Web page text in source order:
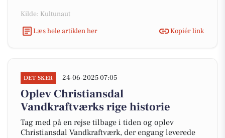
Kilde: Kultunaut
Læs hele artiklen her
Kopiér link
DET SKER 24-06-2025 07:05
Oplev Christiansdal
Vandkraftværks rige historie
Tag med på en rejse tilbage i tiden og oplev
Christiansdal Vandkraftværk, der engang leverede